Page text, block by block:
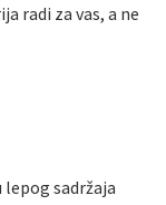
radi za vas, a ne
sadržaja